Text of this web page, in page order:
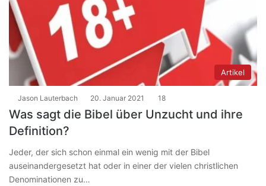
Artikel
Jason Lauterbach 20. Januar 2021 18
Was sagt die Bibel über Unzucht und ihre
Definition?
Jeder, der sich schon einmal ein wenig mit der Bibel
auseinandergesetzt hat oder in einer der vielen christlichen
Denominationen zu…